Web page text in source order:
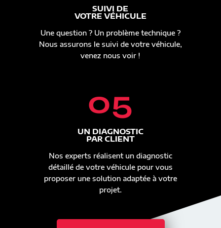
SUIVI DE
VOTRE VÉHICULE
Une question ? Un problème technique ?
Nous assurons le suivi de votre véhicule,
venez nous voir !
05
UN DIAGNOSTIC
PAR CLIENT
Nos experts réalisent un diagnostic
détaillé de votre véhicule pour vous
proposer une solution adaptée à votre
projet.